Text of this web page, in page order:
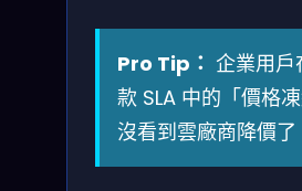
Pro Tip： 企業用
款 SLA 中的「價格
沒看到雲廠商降價